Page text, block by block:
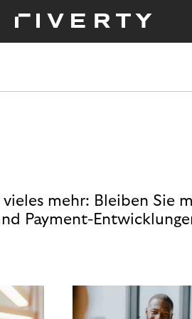
mehr: Bleiben Sie
Payment-